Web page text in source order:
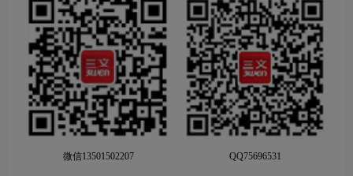
微信13501502207 QQ75696531